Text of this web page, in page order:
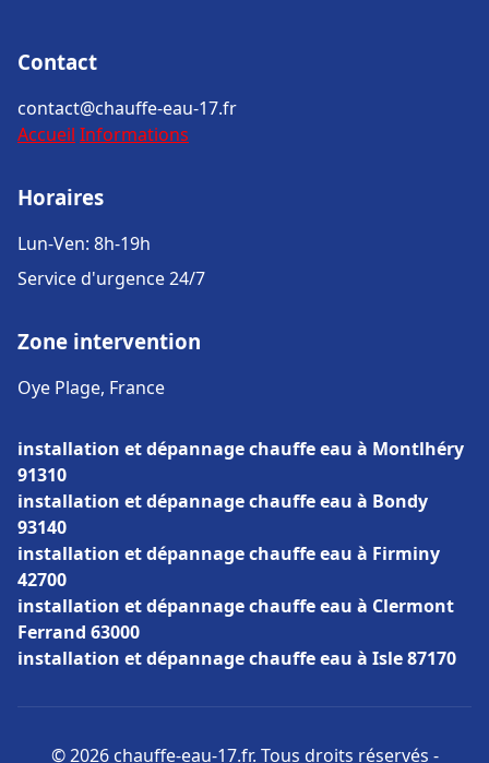
Contact
contact@chauffe-eau-17.fr
Accueil Informations
Horaires
Lun-Ven: 8h-19h
Service d'urgence 24/7
Zone intervention
Oye Plage, France
installation et dépannage chauffe eau à Montlhéry
91310
installation et dépannage chauffe eau à Bondy
93140
installation et dépannage chauffe eau à Firminy
42700
installation et dépannage chauffe eau à Clermont
Ferrand 63000
installation et dépannage chauffe eau à Isle 87170
© 2026 chauffe-eau-17.fr. Tous droits réservés -